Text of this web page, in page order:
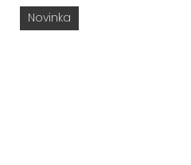
Novinka